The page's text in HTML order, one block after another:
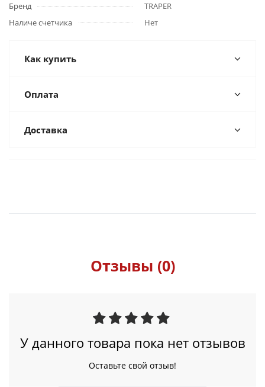
Бренд
TRAPER
Наличе счетчика
Нет
Как купить
Оплата
Доставка
Отзывы (0)
У данного товара пока нет отзывов
Оставьте свой отзыв!